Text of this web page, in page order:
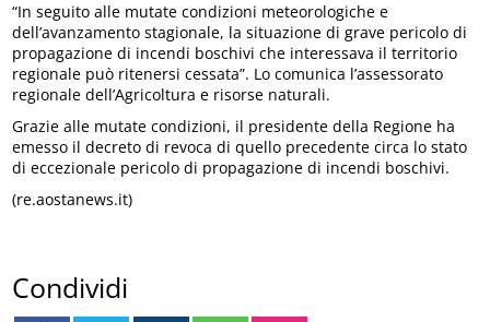
“In seguito alle mutate condizioni meteorologiche e
dell’avanzamento stagionale, la situazione di grave pericolo di
propagazione di incendi boschivi che interessava il territorio
regionale può ritenersi cessata”. Lo comunica l’assessorato
regionale dell’Agricoltura e risorse naturali.
Grazie alle mutate condizioni, il presidente della Regione ha
emesso il decreto di revoca di quello precedente circa lo stato
di eccezionale pericolo di propagazione di incendi boschivi.
(re.aostanews.it)
Condividi